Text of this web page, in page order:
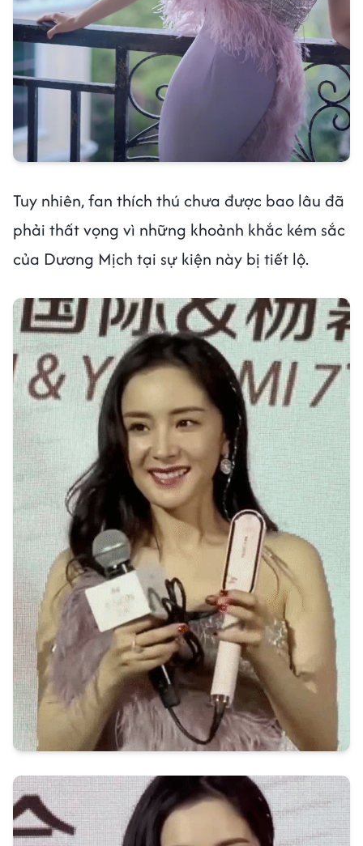
Tuy nhiên, fan thích thú chưa được bao lâu đã
phải thất vọng vì những khoảnh khắc kém sắc
của Dương Mịch tại sự kiện này bị tiết lộ.